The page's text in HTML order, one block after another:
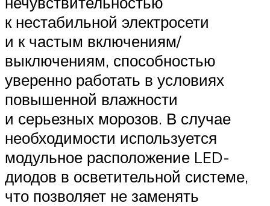
к нестабильной электросети
и к частым включениям/
выключениям, способностью
уверенно работать в условиях
повышенной влажности
и серьезных морозов. В случае
необходимости используется
модульное расположение LED-
диодов в осветительной системе,
что позволяет не заменять